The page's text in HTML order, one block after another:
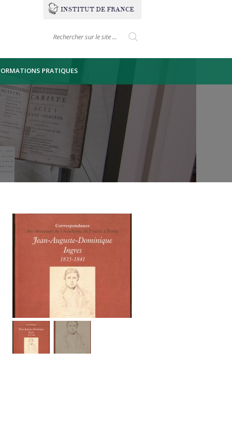
INSTITUTDEFRANCE
Formulaire de
Search this site
PRATIQUES